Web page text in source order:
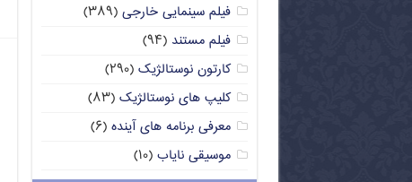
فیلم سینمایی خارجی (۳۸۹)
فیلم مستند (۹۴)
کارتون نوستالژیک (۲۹۰)
کلیپ های نوستالژیک (۸۳)
معرفی برنامه های آینده (۶)
موسیقی نایاب (۱۰)